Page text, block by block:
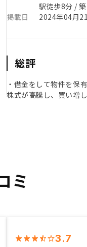
駅徒歩8分 /
掲載日
2024年04月
総評
・借金をして物件を保
株式が高騰し、買い増
ミ
3.7